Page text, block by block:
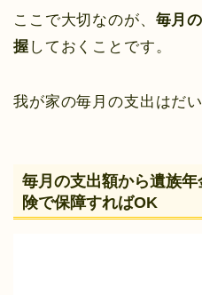
ここで大切なのが、 毎月
握 しておくことです。
我が家の毎月の支出はだ
毎月の支出額から遺族
険で保障すればOK